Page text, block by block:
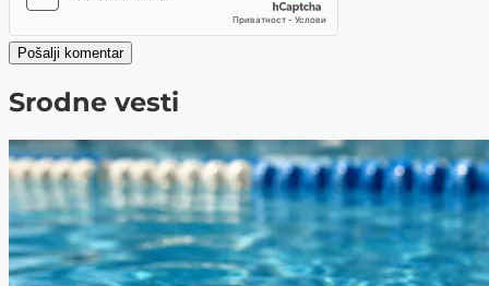
Pošalji komentar
Srodne vesti